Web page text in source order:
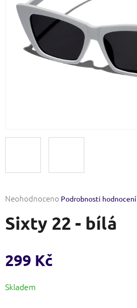
Průměrné
produktu
je
5
hvězdiček.
Neohodnoceno Podrobnosti hodnocení
Sixty 22 - bílá
299 Kč
cena:
Skladem